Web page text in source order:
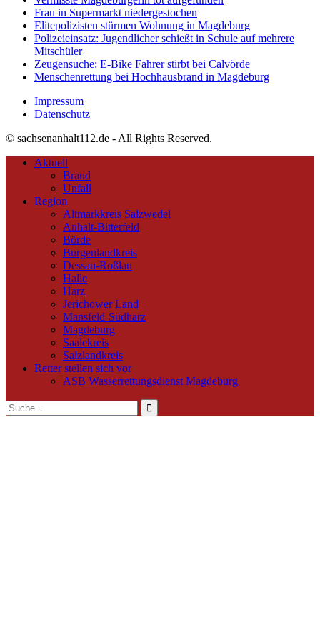
Frau in Supermarkt niedergestochen
Elitepolizisten stürmen Wohnung in Magdeburg
Polizeieinsatz: Jugendlicher schießt in Schule auf mehrere
Mitschüler
Zeugensuche: E-Bike Fahrer stirbt bei Calvörde
Menschenrettung bei Hochhausbrand in Magdeburg
Impressum
Datenschutz
© sachsenanhalt112.de - All Rights Reserved.
Aktuell
Brand
Unfall
Region
Altmarkkreis Salzwedel
Anhalt-Bitterfeld
Börde
Burgenlandkreis
Dessau-Roßlau
Halle
Harz
Jerichower Land
Mansfeld-Südharz
Magdeburg
Saalekreis
Salzlandkreis
Retter stellen sich vor
ASB Wasserrettungsdienst Magdeburg